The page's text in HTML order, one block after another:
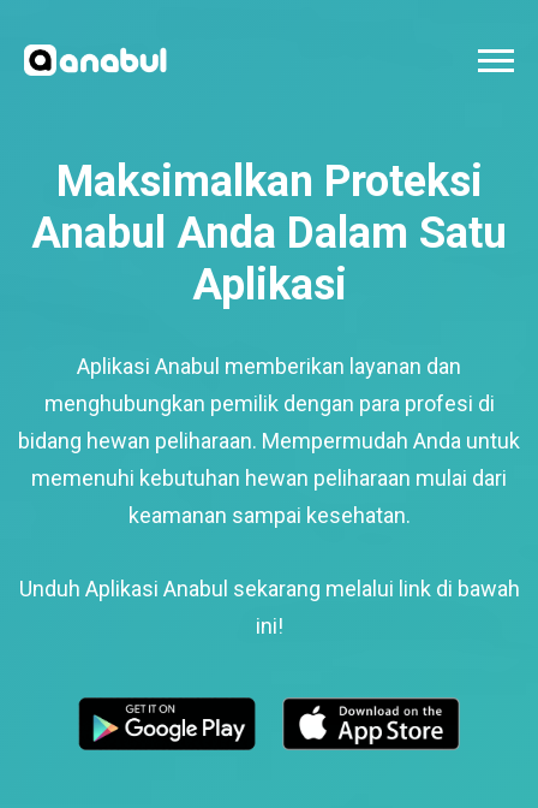
Maksimalkan Proteksi
Anabul Anda Dalam Satu
Aplikasi
Aplikasi Anabul memberikan layanan dan
menghubungkan pemilik dengan para profesi di
bidang hewan peliharaan. Mempermudah Anda untuk
memenuhi kebutuhan hewan peliharaan mulai dari
keamanan sampai kesehatan.
Unduh Aplikasi Anabul sekarang melalui link di bawah
ini!